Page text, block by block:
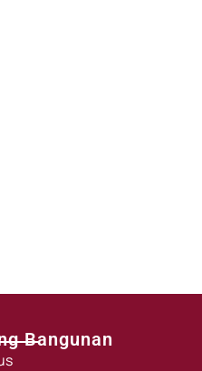
Bangunan